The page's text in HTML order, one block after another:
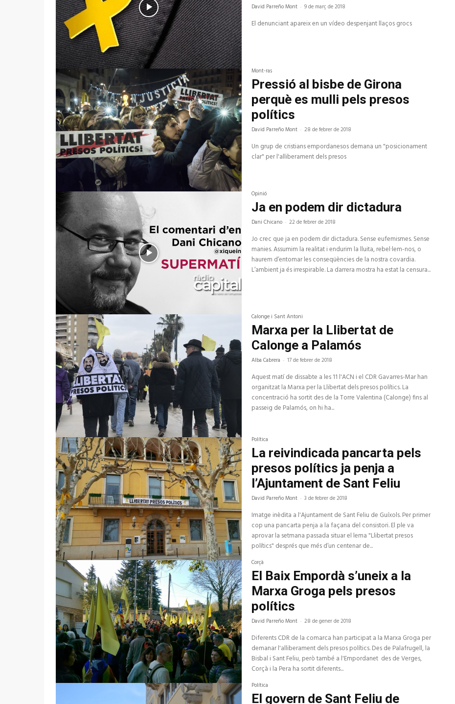
David Parreño Mont - 9 de març de 2018
El denunciant apareix en un vídeo despenjant llaços grocs
Mont-ras
Pressió al bisbe de Girona
perquè es mulli pels presos
polítics
David Parreño Mont - 28 de febrer de 2018
Un grup de cristians empordanesos demana un "posicionament
clar" per l'alliberament dels presos
Opinió
Ja en podem dir dictadura
Dani Chicano - 22 de febrer de 2018
Jo crec que ja en podem dir dictadura. Sense eufemismes. Sense
manies. Assumim la realitat i endurim la lluita, rebel·lem-nos, o
haurem d’entomar les conseqüències de la nostra covardia.
L’ambient ja és irrespirable. La darrera mostra ha estat la censura...
Calonge i Sant Antoni
Marxa per la Llibertat de
Calonge a Palamós
Alba Cabrera - 17 de febrer de 2018
Aquest matí de dissabte a les 11 l'ACN i el CDR Gavarres-Mar han
organitzat la Marxa per la Llibertat dels presos polítics. La
concentració ha sortit des de la Torre Valentina (Calonge) fins al
passeig de Palamós, on hi ha...
Política
La reivindicada pancarta pels
presos polítics ja penja a
l’Ajuntament de Sant Feliu
David Parreño Mont - 3 de febrer de 2018
Imatge inèdita a l'Ajuntament de Sant Feliu de Guíxols. Per primer
cop una pancarta penja a la façana del consistori. El ple va
aprovar la setmana passada situar el lema "Llibertat presos
polítics" després que més d’un centenar de...
Corçà
El Baix Empordà s’uneix a la
Marxa Groga pels presos
polítics
David Parreño Mont - 28 de gener de 2018
Diferents CDR de la comarca han participat a la Marxa Groga per
demanar l'alliberament dels presos polítics. Des de Palafrugell, la
Bisbal i Sant Feliu, però també a l'Empordanet des de Verges,
Corçà i la Pera ha sortit diferents...
Política
El govern de Sant Feliu de